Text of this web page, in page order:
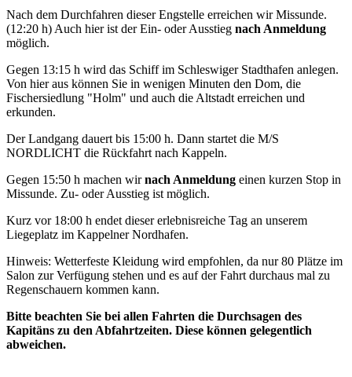
Nach dem Durchfahren dieser Engstelle erreichen wir Missunde.
(12:20 h) Auch hier ist der Ein- oder Ausstieg nach Anmeldung
möglich.
Gegen 13:15 h wird das Schiff im Schleswiger Stadthafen anlegen.
Von hier aus können Sie in wenigen Minuten den Dom, die
Fischersiedlung "Holm" und auch die Altstadt erreichen und
erkunden.
Der Landgang dauert bis 15:00 h. Dann startet die M/S
NORDLICHT die Rückfahrt nach Kappeln.
Gegen 15:50 h machen wirnach Anmeldung einen kurzen Stop in
Missunde. Zu- oder Ausstieg ist möglich.
Kurz vor 18:00 h endet dieser erlebnisreiche Tag an unserem
Liegeplatz im Kappelner Nordhafen.
Hinweis: Wetterfeste Kleidung wird empfohlen, da nur 80 Plätze im
Salon zur Verfügung stehen und es auf der Fahrt durchaus mal zu
Regenschauern kommen kann.
Bitte beachten Sie bei allen Fahrten die Durchsagen des
Kapitäns zu den Abfahrtzeiten. Diese können gelegentlich
abweichen.